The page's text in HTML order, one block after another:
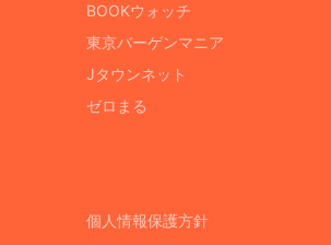
BOOKウォッチ
東京バーゲンマニア
Jタウンネット
ゼロまる
個人情報保護方針